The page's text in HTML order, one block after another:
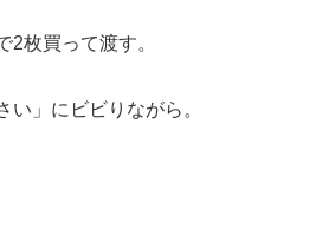
2枚買って渡す。
い」にビビりながら。